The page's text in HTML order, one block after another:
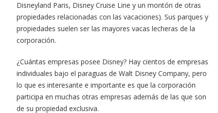
Disneyland Paris, Disney Cruise Line y un montón de otras
propiedades relacionadas con las vacaciones). Sus parques y
propiedades suelen ser las mayores vacas lecheras de la
corporación.
¿Cuántas empresas posee Disney? Hay cientos de empresas
individuales bajo el paraguas de Walt Disney Company, pero
lo que es interesante e importante es que la corporación
participa en muchas otras empresas además de las que son
de su propiedad exclusiva.